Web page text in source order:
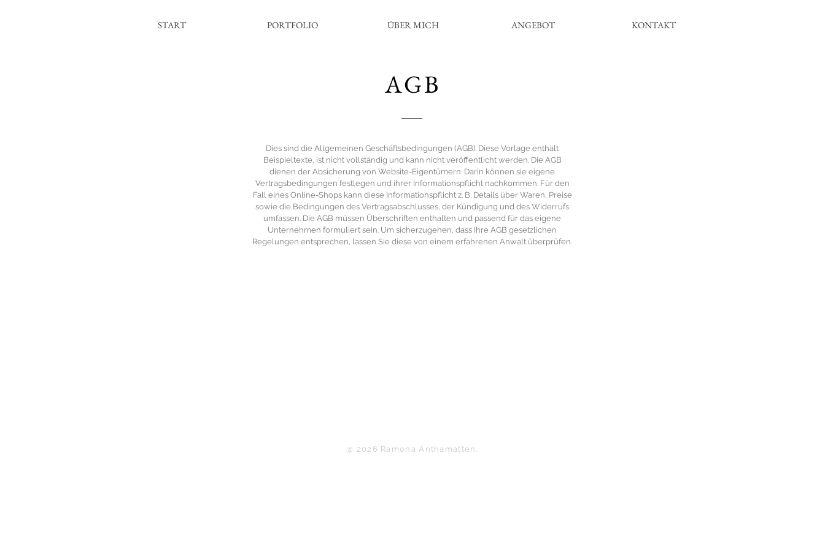
START PORTFOLIO ÜBER MICH ANGEBOT KONTAKT
AGB
Dies sind die Allgemeinen Geschäftsbedingungen (AGB). Diese Vorlage enthält
Beispieltexte, ist nicht vollständig und kann nicht veröffentlicht werden. Die AGB
dienen der Absicherung von Website-Eigentümern. Darin können sie eigene
Vertragsbedingungen festlegen und ihrer Informationspflicht nachkommen. Für den
Fall eines Online-Shops kann diese Informationspflicht z. B. Details über Waren, Preise
sowie die Bedingungen des Vertragsabschlusses, der Kündigung und des Widerrufs
umfassen. Die AGB müssen Überschriften enthalten und passend für das eigene
Unternehmen formuliert sein. Um sicherzugehen, dass Ihre AGB gesetzlichen
Regelungen entsprechen, lassen Sie diese von einem erfahrenen Anwalt überprüfen.
@ 2026 Ramona Anthamatten.